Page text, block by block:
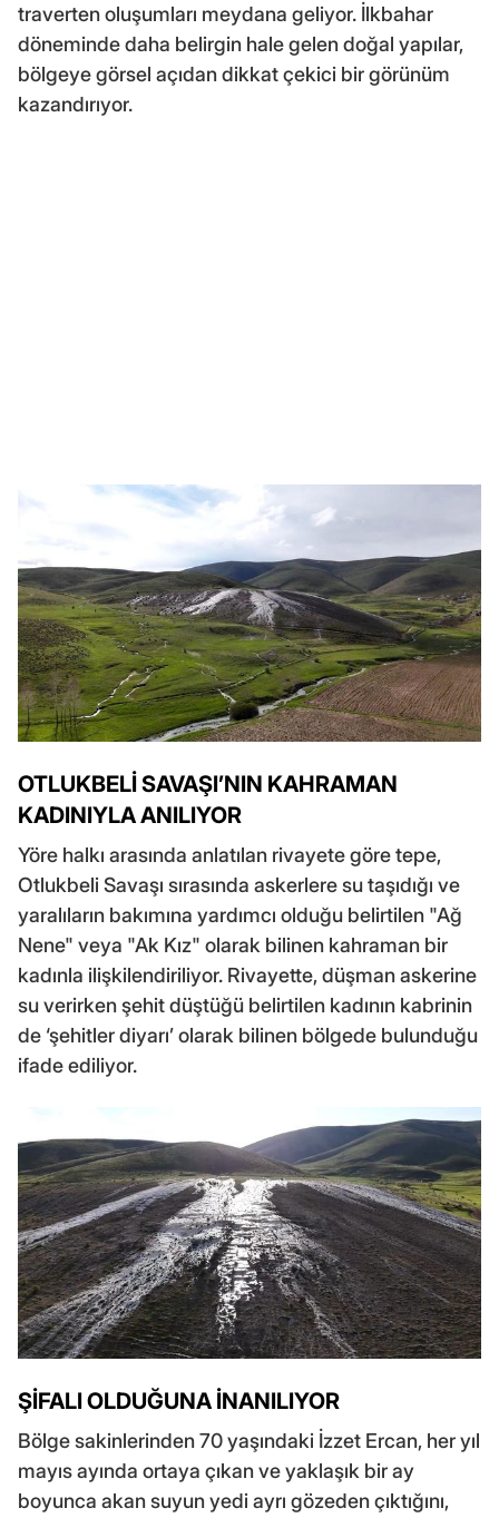
traverten oluşumları meydana geliyor. İlkbahar
döneminde daha belirgin hale gelen doğal yapılar,
bölgeye görsel açıdan dikkat çekici bir görünüm
kazandırıyor.
OTLUKBELİ SAVAŞI’NIN KAHRAMAN
KADINIYLA ANILIYOR
Yöre halkı arasında anlatılan rivayete göre tepe,
Otlukbeli Savaşı sırasında askerlere su taşıdığı ve
yaralıların bakımına yardımcı olduğu belirtilen "Ağ
Nene" veya "Ak Kız" olarak bilinen kahraman bir
kadınla ilişkilendiriliyor. Rivayette, düşman askerine
su verirken şehit düştüğü belirtilen kadının kabrinin
de ‘şehitler diyarı’ olarak bilinen bölgede bulunduğu
ifade ediliyor.
ŞİFALI OLDUĞUNA İNANILIYOR
Bölge sakinlerinden 70 yaşındaki İzzet Ercan, her yıl
mayıs ayında ortaya çıkan ve yaklaşık bir ay
boyunca akan suyun yedi ayrı gözeden çıktığını,